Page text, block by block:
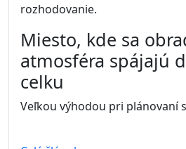
rozhodovanie.
Miesto, kde sa
atmosféra spájajú
celku
Veľkou výhodou pri plánovaní